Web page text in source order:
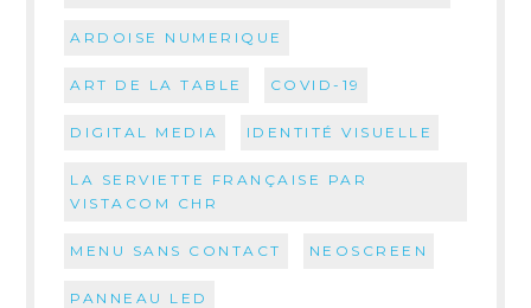
ARDOISE NUMERIQUE
ART DE LA TABLE COVID-19
DIGITAL MEDIA IDENTITÉ VISUELLE
LA SERVIETTE FRANÇAISE PAR
VISTACOM CHR
MENU SANS CONTACT NEOSCREEN
PANNEAU LED